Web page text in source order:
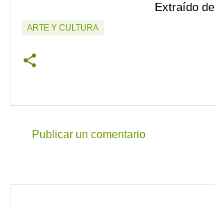
Extraído de
ARTE Y CULTURA
Publicar un comentario